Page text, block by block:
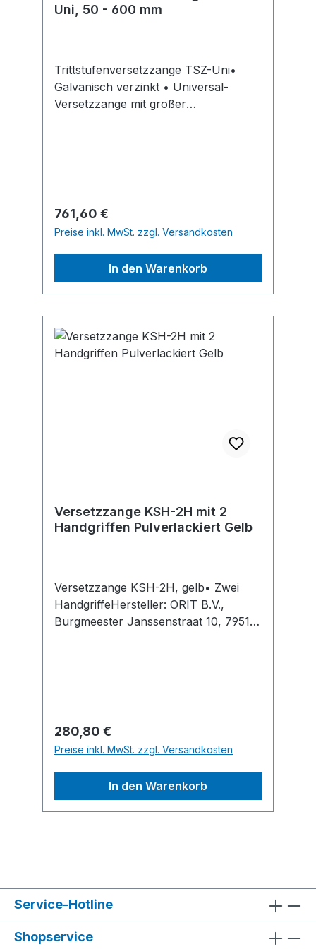
Uni, 50 - 600 mm
Trittstufenversetzzange TSZ-Uni•
Galvanisch verzinkt • Universal-
Versetzzange mit großer
GummischienenHersteller: Probst
GmbH, Gottlieb-Daimler-Str.6, 71729
Erdmannhausen, DE, +49714433090,
info@probst-handling.de
Regulärer Preis:
761,60 €
Preise inkl. MwSt. zzgl. Versandkosten
In den Warenkorb
Versetzzange KSH-2H mit 2
Handgriffen Pulverlackiert Gelb
Versetzzange KSH-2H, gelb• Zwei
HandgriffeHersteller: ORIT B.V.,
Burgmeester Janssenstraat 10, 7951
Regulärer Preis:
280,80 €
Preise inkl. MwSt. zzgl. Versandkosten
In den Warenkorb
Service-Hotline
Shopservice